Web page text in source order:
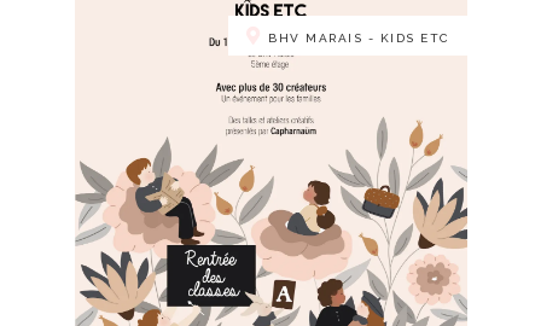
BHV MARAIS - KIDS ETC